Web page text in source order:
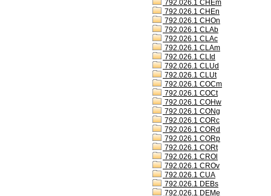
792.026.1 CHEm
792.026.1 CHEn
792.026.1 CHOn
792.026.1 CLAb
792.026.1 CLAc
792.026.1 CLAm
792.026.1 CLId
792.026.1 CLUd
792.026.1 CLUt
792.026.1 COCm
792.026.1 COCt
792.026.1 COHw
792.026.1 CONg
792.026.1 CORc
792.026.1 CORd
792.026.1 CORp
792.026.1 CORt
792.026.1 CROl
792.026.1 CROv
792.026.1 CUA
792.026.1 DEBs
792.026.1 DEMe